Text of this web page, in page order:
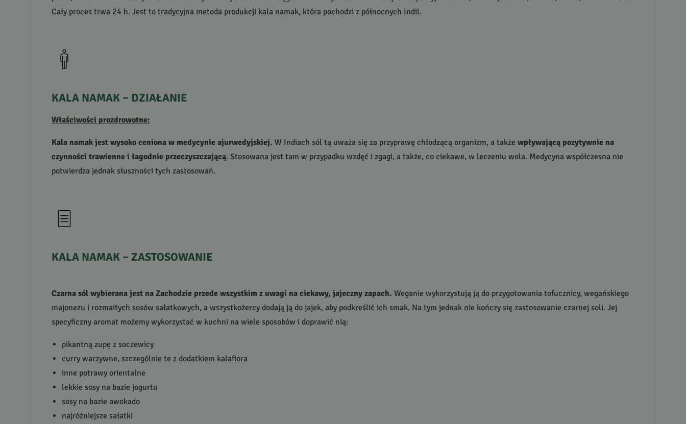
Cały proces trwa 24 h. Jest to tradycyjna metoda produkcji kala namak, która pochodzi z północnych Indii.
KALA NAMAK – DZIAŁANIE
Właściwości prozdrowotne:
Kala namak jest wysoko ceniona w medycynie ajurwedyjskiej. W Indiach sól tą uważa się za przyprawę chłodzącą organizm, a także wpływającą pozytywnie na
czynności trawienne i łagodnie przeczyszczającą. Stosowana jest tam w przypadku wzdęć i zgagi, a także, co ciekawe, w leczeniu wola. Medycyna współczesna nie
potwierdza jednak słuszności tych zastosowań.
KALA NAMAK – ZASTOSOWANIE
Czarna sól wybierana jest na Zachodzie przede wszystkim z uwagi na ciekawy, jajeczny zapach. Weganie wykorzystują ją do przygotowania tofucznicy, wegańskiego
majonezu i rozmaitych sosów sałatkowych, a wszystkożercy dodają ją do jajek, aby podkreślić ich smak. Na tym jednak nie kończy się zastosowanie czarnej soli. Jej
specyficzny aromat możemy wykorzystać w kuchni na wiele sposobów i doprawić nią:
pikantną zupę z soczewicy
curry warzywne, szczególnie te z dodatkiem kalafiora
inne potrawy orientalne
lekkie sosy na bazie jogurtu
sosy na bazie awokado
najróżniejsze sałatki